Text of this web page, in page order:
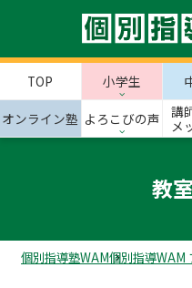
TOP 小学生
オンライン塾 よろこびの声
講
メ
教
個別指導塾WAM個別指導WAM